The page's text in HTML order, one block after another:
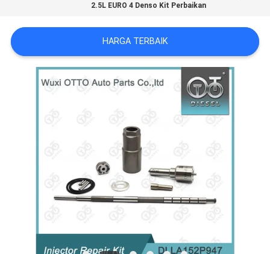
2.5L EURO 4 Denso Kit Perbaikan
HARGA TERBAIK